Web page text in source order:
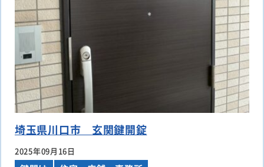
埼玉県川口市 玄関鍵開錠
2025年09月16日